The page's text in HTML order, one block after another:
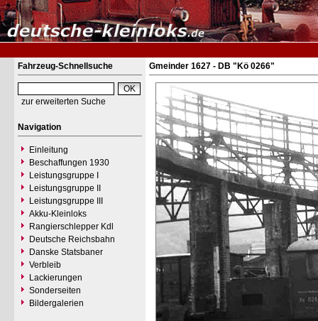
Fahrzeug-Schnellsuche
zur erweiterten Suche
Navigation
Einleitung
Beschaffungen 1930
Leistungsgruppe I
Leistungsgruppe II
Leistungsgruppe III
Akku-Kleinloks
Rangierschlepper Kdl
Deutsche Reichsbahn
Danske Statsbaner
Verbleib
Lackierungen
Sonderseiten
Bildergalerien
Gmeinder 1627 - DB "Kö 0266"